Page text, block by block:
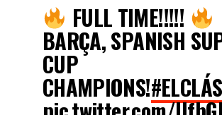
FULL TIME!!!!!
BARÇA, SPANISH
CUP
CHAMPIONS!